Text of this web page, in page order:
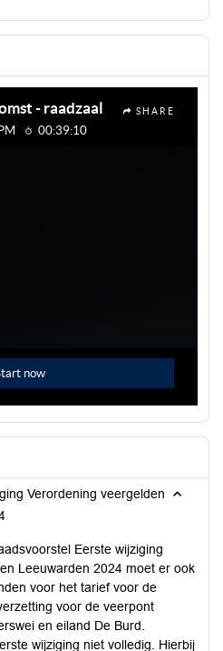
Verordening veergelden
Eerste wijziging
Leeuwarden 2024 moet er ook
voor het tarief voor de
voor de veerpont
en eiland De Burd.
wijziging niet volledig. Hierbij